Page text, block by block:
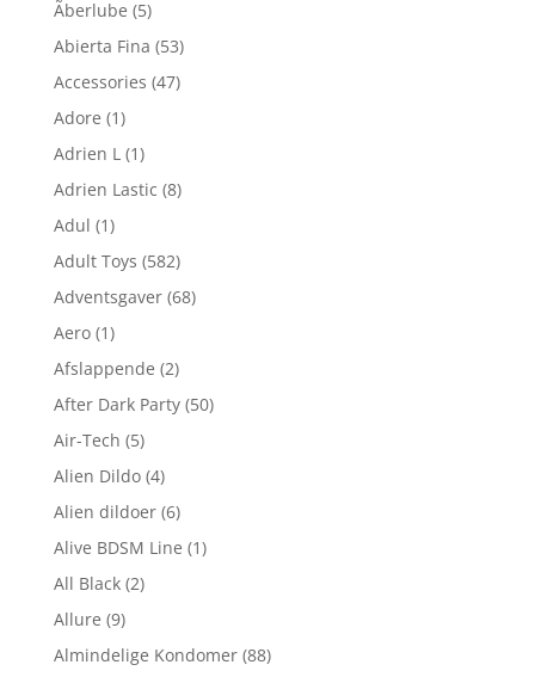
Ãberlube (5)
Abierta Fina (53)
Accessories (47)
Adore (1)
Adrien L (1)
Adrien Lastic (8)
Adul (1)
Adult Toys (582)
Adventsgaver (68)
Aero (1)
Afslappende (2)
After Dark Party (50)
Air-Tech (5)
Alien Dildo (4)
Alien dildoer (6)
Alive BDSM Line (1)
All Black (2)
Allure (9)
Almindelige Kondomer (88)